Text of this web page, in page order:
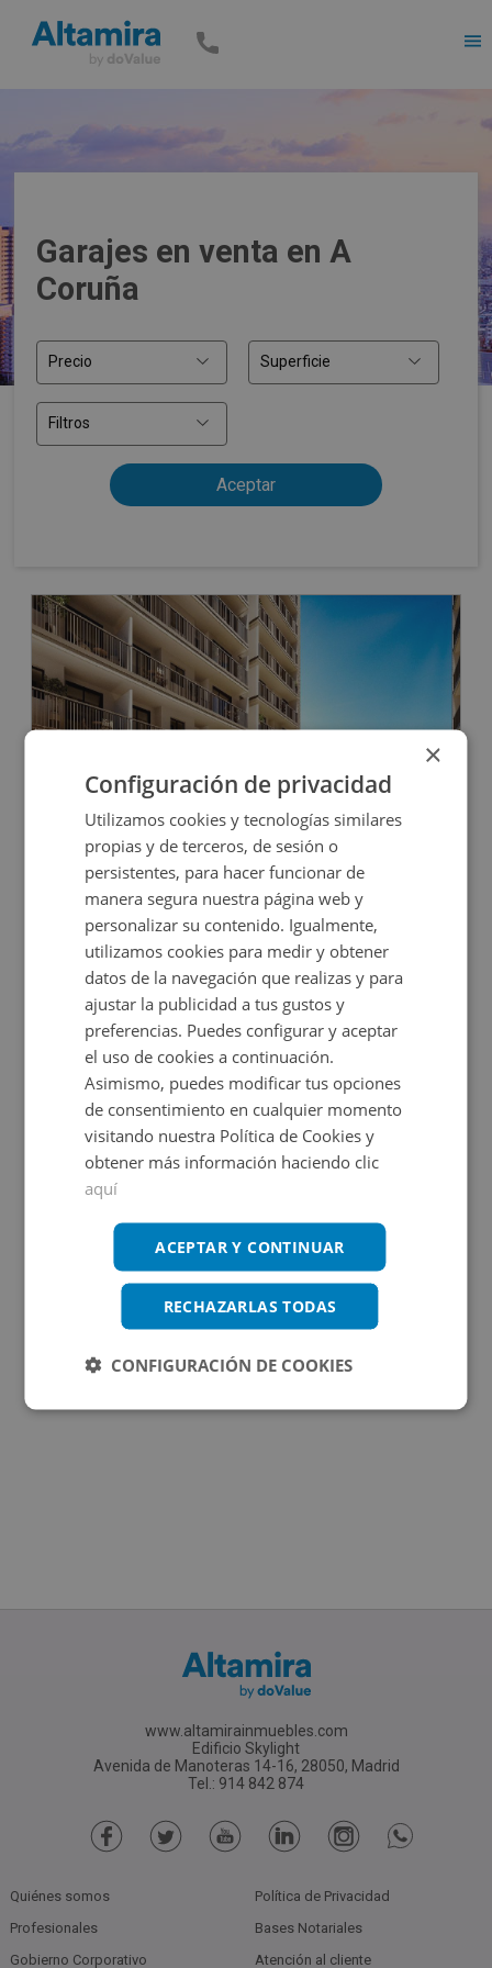
Garajes en venta en A
Coruña
Precio Superficie
Filtros
OBRA NUEVA
Cl Elche S/n, 03690 San Vicente Raspeig -
Impuestos no incluidos
8 inmuebles disponibles
Desde 20.000€
+ 10,35m
OBRA NUEVA
Papa Calixto Iii 8, 46780 Oliva - Valencia
Impuestos no incluidos
4 inmuebles disponibles
Desde 3.000€
www.altamirainmuebles.com
Edificio Skylight
Avenida de Manoteras 14-16, 28050, Madrid
Tel.: 914 842 874
Quiénes somos
Profesionales
Gobierno Corporativo
Política de Privacidad
Bases Notariales
Atención al cliente
×
Configuración de privacidad
Utilizamos cookies y tecnologías similares
propias y de terceros, de sesión o
persistentes, para hacer funcionar de
manera segura nuestra página web y
personalizar su contenido. Igualmente,
utilizamos cookies para medir y obtener
datos de la navegación que realizas y para
ajustar la publicidad a tus gustos y
preferencias. Puedes configurar y aceptar
el uso de cookies a continuación.
Asimismo, puedes modificar tus opciones
de consentimiento en cualquier momento
visitando nuestra Política de Cookies y
obtener más información haciendo clic
aquí
ACEPTAR Y CONTINUAR
RECHAZARLAS TODAS
CONFIGURACIÓN DE COOKIES